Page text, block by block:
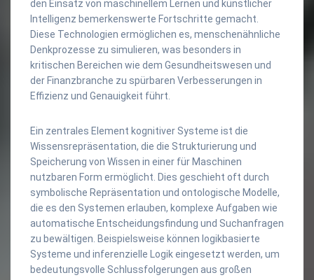
den Einsatz von maschinellem Lernen und künstlicher
Intelligenz bemerkenswerte Fortschritte gemacht.
Diese Technologien ermöglichen es, menschenähnliche
Denkprozesse zu simulieren, was besonders in
kritischen Bereichen wie dem Gesundheitswesen und
der Finanzbranche zu spürbaren Verbesserungen in
Effizienz und Genauigkeit führt.
Ein zentrales Element kognitiver Systeme ist die
Wissensrepräsentation, die die Strukturierung und
Speicherung von Wissen in einer für Maschinen
nutzbaren Form ermöglicht. Dies geschieht oft durch
symbolische Repräsentation und ontologische Modelle,
die es den Systemen erlauben, komplexe Aufgaben wie
automatische Entscheidungsfindung und Suchanfragen
zu bewältigen. Beispielsweise können logikbasierte
Systeme und inferenzielle Logik eingesetzt werden, um
bedeutungsvolle Schlussfolgerungen aus großen